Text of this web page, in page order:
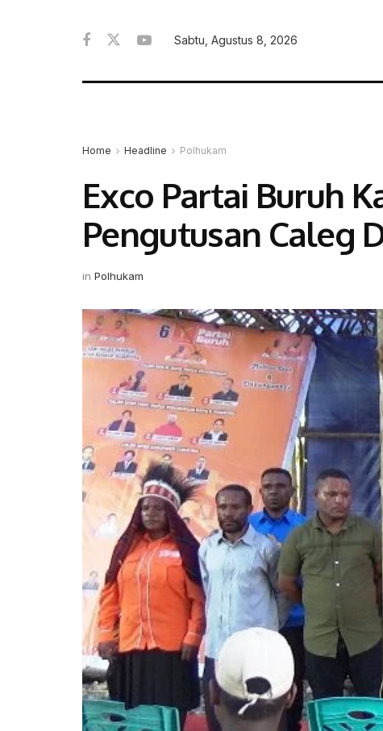
Sabtu, Agustus 8, 2026
Home Headline Polhukam
Exco Partai Buruh
Pengutusan Caleg
in Polhukam